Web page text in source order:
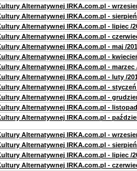
Alternatywnej IRKA.com.pl -
Alternatywnej IRKA.com.pl -
Alternatywnej IRKA.com.pl - lipiec /
Alternatywnej IRKA.com.pl -
Alternatywnej IRKA.com.pl - maj /
Alternatywnej IRKA.com.pl -
Alternatywnej IRKA.com.pl - marzec
Alternatywnej IRKA.com.pl - luty /
Alternatywnej IRKA.com.pl - styczeń
Alternatywnej IRKA.com.pl -
Alternatywnej IRKA.com.pl - listopad
Alternatywnej IRKA.com.pl -
Alternatywnej IRKA.com.pl -
Alternatywnej IRKA.com.pl - sierpień
Alternatywnej IRKA.com.pl - lipiec /
Alternatywnej IRKA.com.pl -